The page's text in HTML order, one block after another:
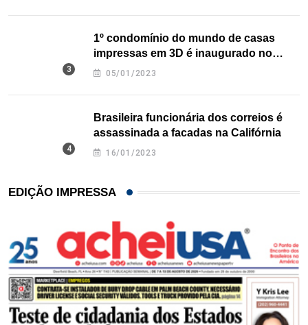
1º condomínio do mundo de casas
impressas em 3D é inaugurado no
Texas
05/01/2023
Brasileira funcionária dos correios é
assassinada a facadas na Califórnia
16/01/2023
EDIÇÃO IMPRESSA